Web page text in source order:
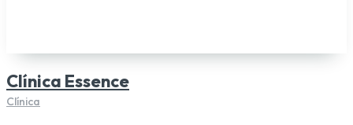
Clínica Essence
Clínica